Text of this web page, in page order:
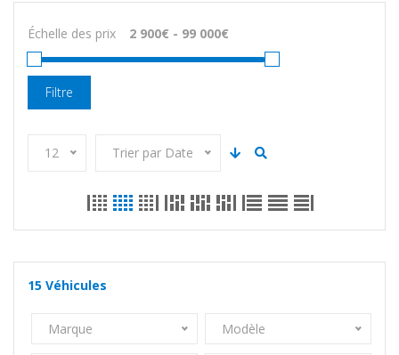
Échelle des prix
Filtre
12 Trier par Date
15 Véhicules
Marque Modèle